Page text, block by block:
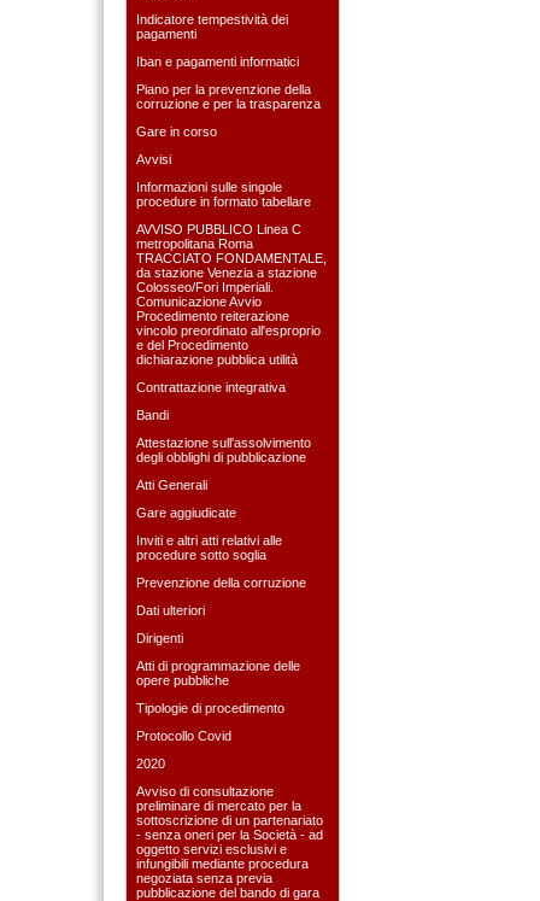
Indicatore tempestività dei
pagamenti
Iban e pagamenti informatici
Piano per la prevenzione della
corruzione e per la trasparenza
Gare in corso
Avvisi
Informazioni sulle singole
procedure in formato tabellare
AVVISO PUBBLICO Linea C
metropolitana Roma
TRACCIATO FONDAMENTALE,
da stazione Venezia a stazione
Colosseo/Fori Imperiali.
Comunicazione Avvio
Procedimento reiterazione
vincolo preordinato all'esproprio
e del Procedimento
dichiarazione pubblica utilità
Contrattazione integrativa
Bandi
Attestazione sull'assolvimento
degli obblighi di pubblicazione
Atti Generali
Gare aggiudicate
Inviti e altri atti relativi alle
procedure sotto soglia
Prevenzione della corruzione
Dati ulteriori
Dirigenti
Atti di programmazione delle
opere pubbliche
Tipologie di procedimento
Protocollo Covid
2020
Avviso di consultazione
preliminare di mercato per la
sottoscrizione di un partenariato
- senza oneri per la Società - ad
oggetto servizi esclusivi e
infungibili mediante procedura
negoziata senza previa
pubblicazione del bando di gara